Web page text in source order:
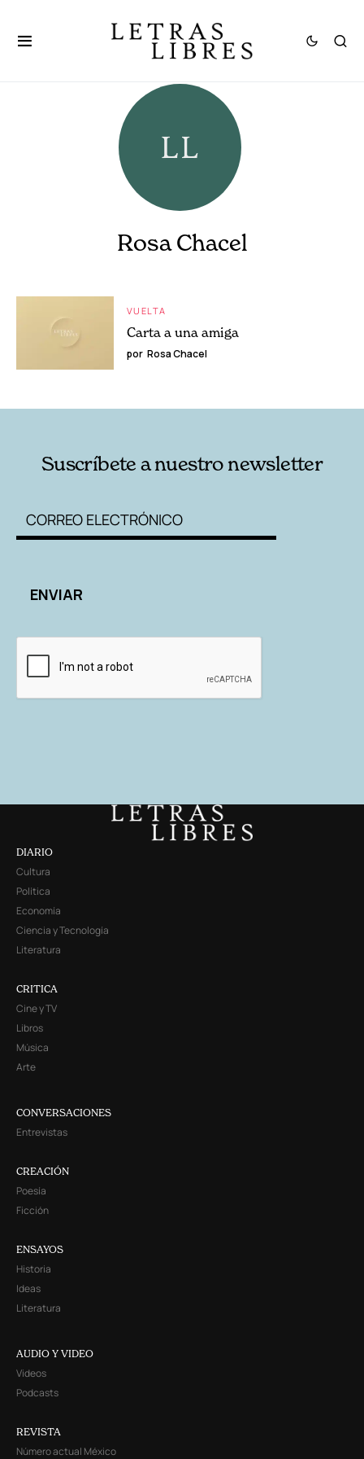
Rosa Chacel
VUELTA
Carta a una amiga
por Rosa Chacel
Suscríbete a nuestro newsletter
DIARIO
Cultura
Política
Economía
Ciencia y Tecnología
Literatura
CRITICA
Cine y TV
Libros
Música
Arte
CONVERSACIONES
Entrevistas
CREACIÓN
Poesía
Ficción
ENSAYOS
Historia
Ideas
Literatura
AUDIO Y VIDEO
Videos
Podcasts
REVISTA
Número actual México